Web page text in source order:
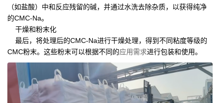
（如盐酸）中和反应残留的碱，并通过水洗去除杂质，以获得纯净
的CMC-Na。
干燥和粉末化
最后，将处理后的CMC-Na进行干燥处理，得到不同粘度等级的
CMC粉末。这些粉末可以根据不同的应用需求进行包装和使用。